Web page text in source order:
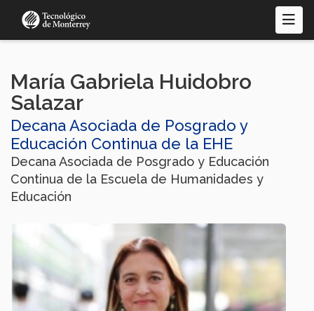
María Gabriela Huidobro
Salazar
Decana Asociada de Posgrado y
Educación Continua de la EHE
Decana Asociada de Posgrado y Educación
Continua de la Escuela de Humanidades y
Educación